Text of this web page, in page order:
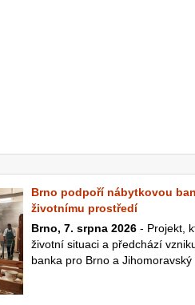
Brno podpoří nábytkovou
životnímu prostředí
Brno, 7. srpna 2026 - Projekt,
životní situaci a předchází
banka pro Brno a